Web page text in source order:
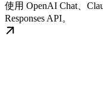
使用 OpenAI Chat、
Responses API。